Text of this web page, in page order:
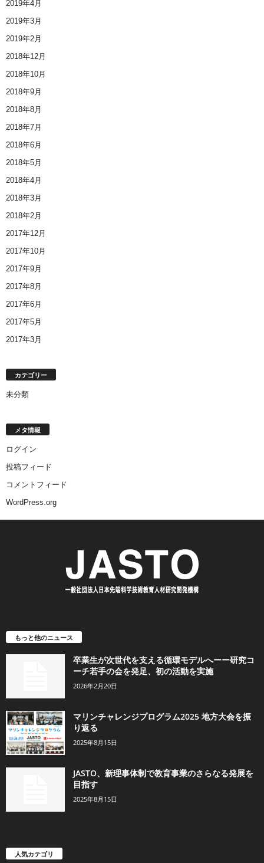
2019年4月
2019年3月
2019年2月
2018年12月
2018年10月
2018年9月
2018年8月
2018年7月
2018年6月
2018年5月
2018年4月
2018年3月
2018年2月
2017年12月
2017年10月
2017年9月
2017年8月
2017年6月
2017年5月
2017年3月
カテゴリー
未分類
メタ情報
ログイン
投稿フィード
コメントフィード
WordPress.org
もっと他のニュース
卒業生が次世代を支える循環モデルへーー研究コ
ーチ若手の会を発足、初の活動を実施
2026年2月20日
マリンチャレンジプログラム2025 地方大会を振
り返る
2025年8月15日
JASTO、新理事体制で教育事業のさらなる発展を
目指す
2025年8月15日
人気カテゴリ